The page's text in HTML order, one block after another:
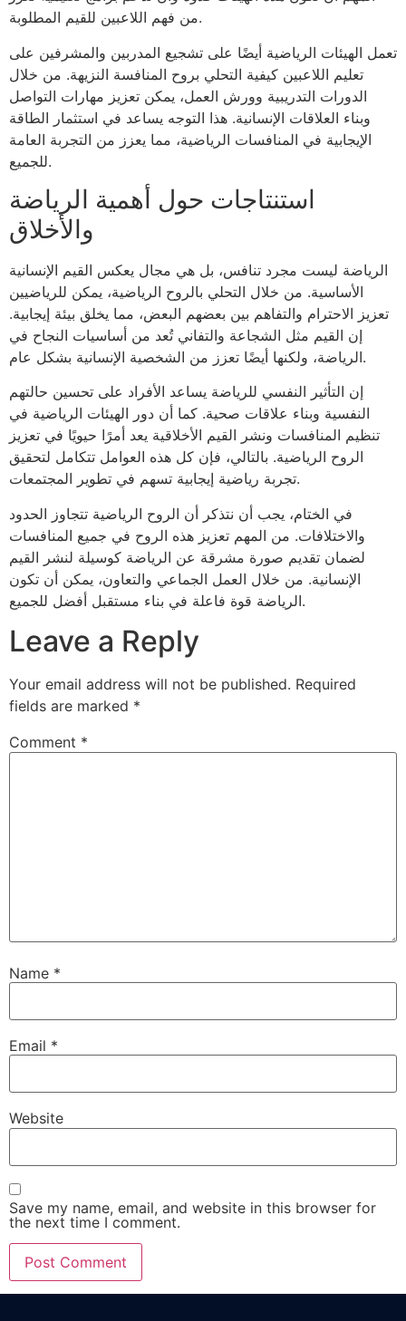
من فهم اللاعبين للقيم المطلوبة.
تعمل الهيئات الرياضية أيضًا على تشجيع المدربين والمشرفين على
تعليم اللاعبين كيفية التحلي بروح المنافسة النزيهة. من خلال
الدورات التدريبية وورش العمل، يمكن تعزيز مهارات التواصل
وبناء العلاقات الإنسانية. هذا التوجه يساعد في استثمار الطاقة
الإيجابية في المنافسات الرياضية، مما يعزز من التجربة العامة
للجميع.
استنتاجات حول أهمية الرياضة
والأخلاق
الرياضة ليست مجرد تنافس، بل هي مجال يعكس القيم الإنسانية
الأساسية. من خلال التحلي بالروح الرياضية، يمكن للرياضيين
تعزيز الاحترام والتفاهم بين بعضهم البعض، مما يخلق بيئة إيجابية.
إن القيم مثل الشجاعة والتفاني تُعد من أساسيات النجاح في
الرياضة، ولكنها أيضًا تعزز من الشخصية الإنسانية بشكل عام.
إن التأثير النفسي للرياضة يساعد الأفراد على تحسين حالتهم
النفسية وبناء علاقات صحية. كما أن دور الهيئات الرياضية في
تنظيم المنافسات ونشر القيم الأخلاقية يعد أمرًا حيويًا في تعزيز
الروح الرياضية. بالتالي، فإن كل هذه العوامل تتكامل لتحقيق
تجربة رياضية إيجابية تسهم في تطوير المجتمعات.
في الختام، يجب أن نتذكر أن الروح الرياضية تتجاوز الحدود
والاختلافات. من المهم تعزيز هذه الروح في جميع المنافسات
لضمان تقديم صورة مشرقة عن الرياضة كوسيلة لنشر القيم
الإنسانية. من خلال العمل الجماعي والتعاون، يمكن أن تكون
الرياضة قوة فاعلة في بناء مستقبل أفضل للجميع.
Leave a Reply
Your email address will not be published. Required
fields are marked *
Comment *
Name *
Email *
Website
Save my name, email, and website in this browser for
the next time I comment.